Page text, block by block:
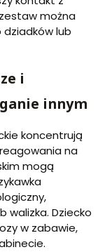
można
lub
i
innym
koncentrują
na
mogą
walizka. Dziecko
w zabawie,